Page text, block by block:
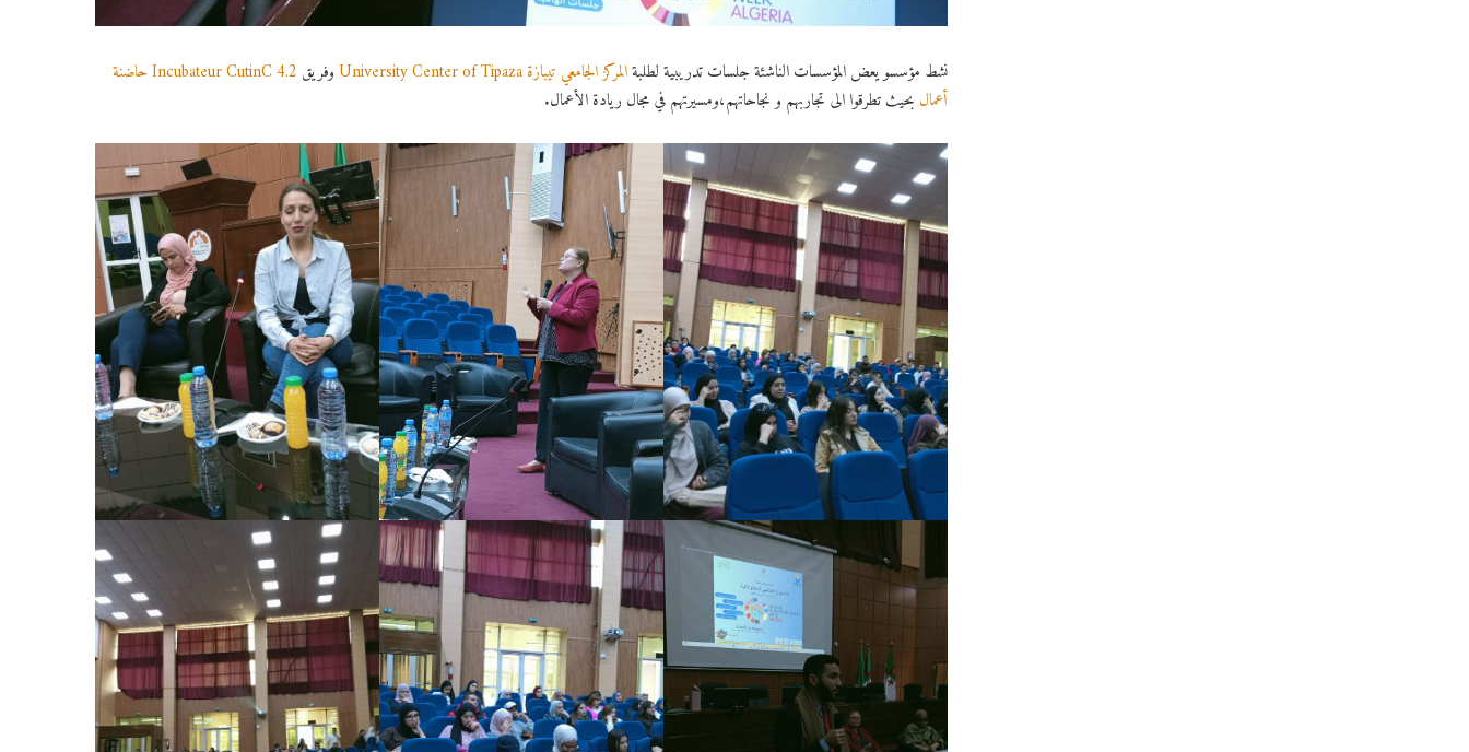
نشط مؤسسو يعض المؤسسات الناشئة جلسات تدريبية لطلبةالمركز الجامعي تيبازة University Center of Tipaza وفريق
Incubateur CutinC 4.2 حاضنة
أعمال بحيث تطرقوا الى تجاربهم و نجاحاتهم،ومسيرتهم في مجال ريادة الأعمال.